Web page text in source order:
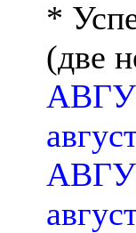
*
(две